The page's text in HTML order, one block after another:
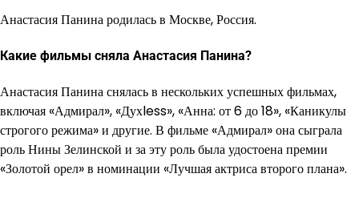
Анастасия Панина родилась в Москве, Россия.
Какие фильмы сняла Анастасия Панина?
Анастасия Панина снялась в нескольких успешных фильмах,
включая «Адмирал», «Духless», «Анна: от 6 до 18», «Каникулы
строгого режима» и другие. В фильме «Адмирал» она сыграла
роль Нины Зелинской и за эту роль была удостоена премии
«Золотой орел» в номинации «Лучшая актриса второго плана».